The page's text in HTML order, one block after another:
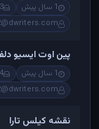
1 سال پیش
پین اوت ایسیو
1 سال پیش
نقشه کیلس تارا